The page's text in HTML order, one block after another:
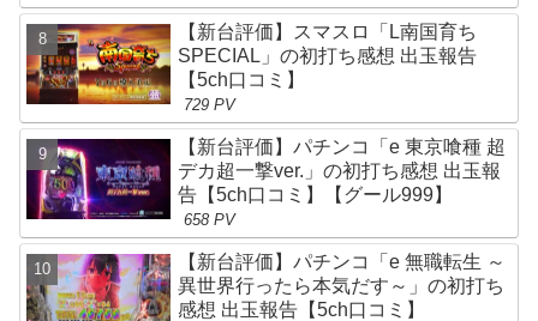
【新台評価】スマスロ「L南国育ち
SPECIAL」の初打ち感想 出玉報告
【5ch口コミ】
729 PV
【新台評価】パチンコ「e 東京喰種 超
デカ超一撃ver.」の初打ち感想 出玉報
告【5ch口コミ】【グール999】
658 PV
【新台評価】パチンコ「e 無職転生 ～
異世界行ったら本気だす～」の初打ち
感想 出玉報告【5ch口コミ】